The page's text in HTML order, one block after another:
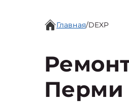
Главная/DEXP
Перми